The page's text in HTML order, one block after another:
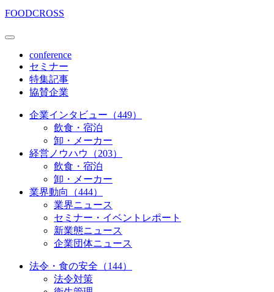
FOODCROSS
conference
セミナー
特集記事
協賛企業
企業インタビュー（449）
飲食・宿泊
卸・メーカー
経営ノウハウ（203）
飲食・宿泊
卸・メーカー
業界動向（444）
業界ニュース
セミナー・イベントレポート
新業態ニュース
企業団体ニュース
法令・食の安全（144）
法令対策